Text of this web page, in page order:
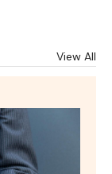
View All